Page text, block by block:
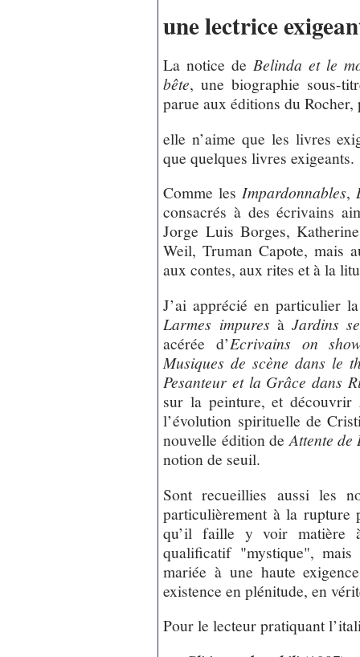
une lectrice
La notice de Belinda et le
bête, une biographie sous-
parue aux éditions du
elle n’aime que les livres
que quelques livres exigeants.
Comme lesImpardonnables,
consacrés à des écrivains
Jorge Luis Borges,
Weil, Truman Capote, mais
aux contes, aux rites et à la
J’ai apprécié en particulier
Larmes impures àJardins
acérée d’Ecrivains on
Musiques de scène dans le
Pesanteur et la Grâce dans
sur la peinture, et découvrir
l’évolution spirituelle de
nouvelle édition de Attente de
notion de seuil.
Sont recueillies aussi les
particulièrement à la rupture
qu’il faille y voir matière
qualificatif "mystique", mais
mariée à une haute
existence en plénitude, en
Pour le lecteur pratiquant